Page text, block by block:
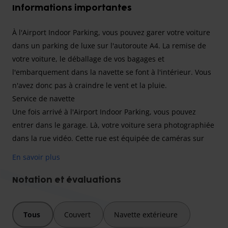
Informations importantes
À l'Airport Indoor Parking, vous pouvez garer votre voiture
dans un parking de luxe sur l'autoroute A4. La remise de
votre voiture, le déballage de vos bagages et
l'embarquement dans la navette se font à l'intérieur. Vous
n'avez donc pas à craindre le vent et la pluie.
Service de navette
Une fois arrivé à l'Airport Indoor Parking, vous pouvez
entrer dans le garage. Là, votre voiture sera photographiée
dans la rue vidéo. Cette rue est équipée de caméras sur
Après qu'un membre du personnel de l'Airport Indoor
et que vous vous êtes enregistré à la billetterie. Vous
pouvez utiliser les nombreux services et équipements de
En savoir plus
Notation et évaluations
Tous Couvert Navette extérieure